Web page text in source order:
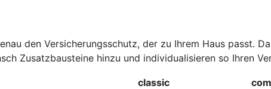
den Versicherungsschutz, der zu Ihrem Haus passt.
Zusatzbausteine hinzu und individualisieren so Ihren
classic